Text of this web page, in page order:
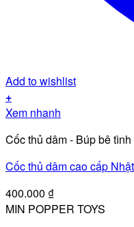
Add to wishlist
+
Xem nhanh
Cốc thủ dâm - Búp bê
Cốc thủ dâm cao cấp
400.000 ₫
MIN POPPER TOYS